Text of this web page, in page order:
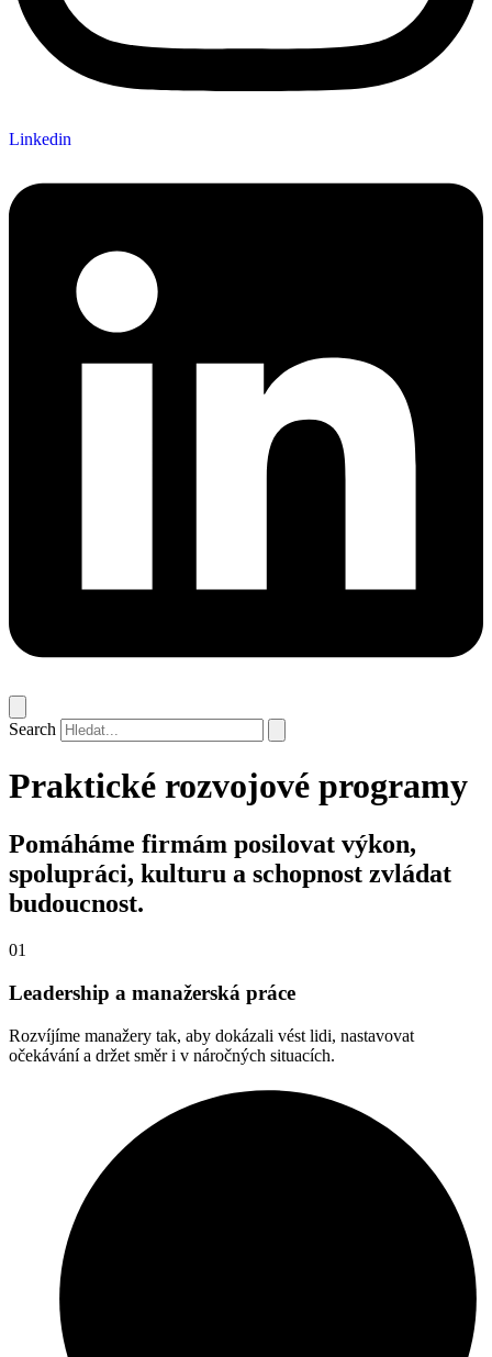
Linkedin
Search
Praktické rozvojové programy
Pomáháme firmám posilovat výkon,
spolupráci, kulturu a schopnost zvládat
budoucnost.
01
Leadership a manažerská práce
Rozvíjíme manažery tak, aby dokázali vést lidi, nastavovat
očekávání a držet směr i v náročných situacích.